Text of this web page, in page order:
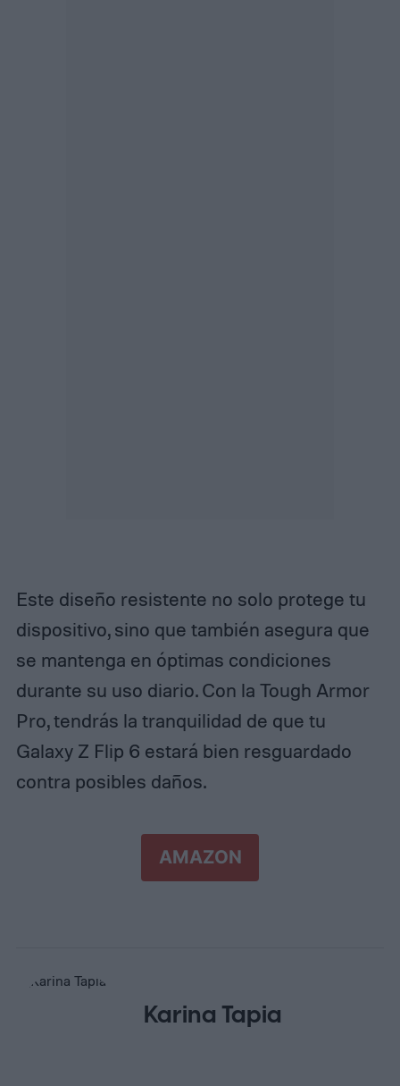
Este diseño resistente no solo protege tu
dispositivo, sino que también asegura que
se mantenga en óptimas condiciones
durante su uso diario. Con la Tough Armor
Pro, tendrás la tranquilidad de que tu
Galaxy Z Flip 6 estará bien resguardado
contra posibles daños.
AMAZON
Karina Tapia